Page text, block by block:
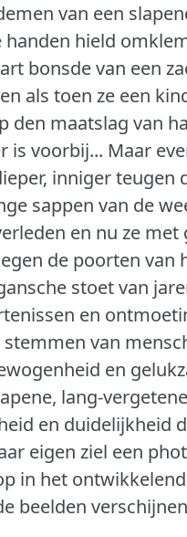
van een
hield
bonsde van een
als toen ze een
den maatslag van
voorbij... Maar
inniger teugen
sappen van de
en nu ze
de poorten van
stoet van
en
van
en
lang-
en duidelijkheid
eigen ziel een
in het
beelden